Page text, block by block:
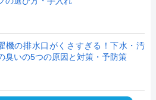
機の排水口がくさすぎる！下水・汚
臭いの5つの原因と対策・予防策